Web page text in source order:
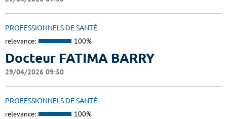
PROFESSIONNELS DE SANTÉ
relevance: 100%
Docteur FATIMA BARRY
29/04/2026 09:50
PROFESSIONNELS DE SANTÉ
relevance: 100%